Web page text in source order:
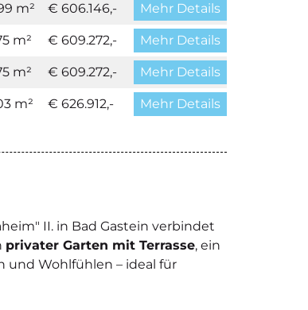
m² € 606.146,- Mehr Details
m² € 609.272,- Mehr Details
m² € 609.272,- Mehr Details
m² € 626.912,- Mehr Details
II. in Bad Gastein verbindet
privater Garten mit Terrasse, ein
und Wohlfühlen – ideal für